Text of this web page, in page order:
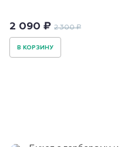
2 090 ₽ 2 300 ₽
В КОРЗИНУ